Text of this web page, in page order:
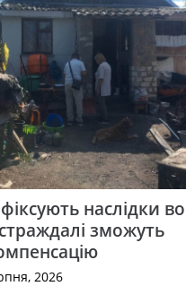
наслідки
зможуть
2026